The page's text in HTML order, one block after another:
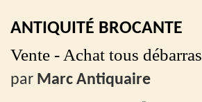
ANTIQUITÉ BROCANTE
Vente - Achat tous débarras
par Marc Antiquaire